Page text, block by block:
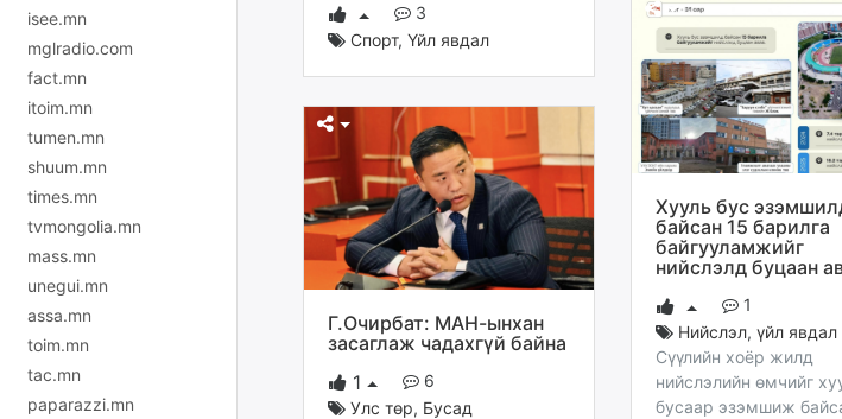
isee.mn
mglradio.com
fact.mn
itoim.mn
tumen.mn
shuum.mn
times.mn
tvmongolia.mn
mass.mn
unegui.mn
assa.mn
toim.mn
tac.mn
paparazzi.mn
3
Спорт, Үйл явдал
Хууль бус
байсан 15 барилга
байгууламжийг
нийслэлд буцаан
1
Нийслэл, үйл явдал
Сүүлийн хоёр жилд
нийслэлийн өмчийг
бусаар эзэмшиж
Г.Очирбат: МАН-ынхан
засаглаж чадахгүй байна
1
6
Улс төр, Бусад